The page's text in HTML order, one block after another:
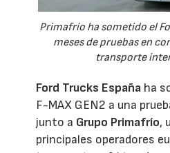
Primafrío ha sometido el
meses de pruebas en
transporte
Ford Trucks España ha
F-MAX GEN2 a una
junto a Grupo Primafrío,
principales operadores